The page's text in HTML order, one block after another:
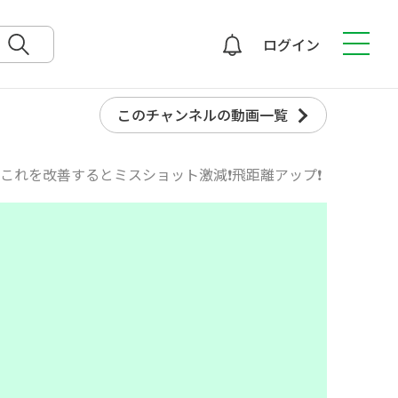
ログイン
このチャンネルの動画一覧
これを改善するとミスショット激減❗️飛距離アップ❗️